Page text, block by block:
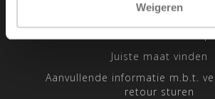
Weigeren
Traveling Tailor
Juiste maat vinden
Aanvullende informatie m.b.t.
retour sturen